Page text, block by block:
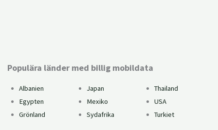
Populära länder med billig mobildata
Albanien
Egypten
Grönland
Japan
Mexiko
Sydafrika
Thailand
USA
Turkiet